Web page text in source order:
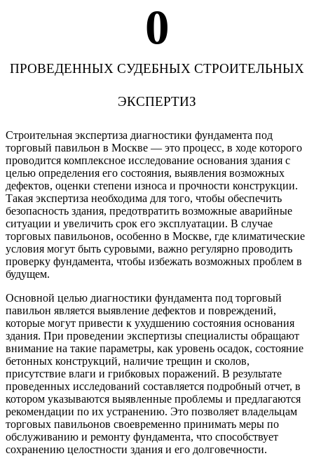
0
ПРОВЕДЕННЫХ СУДЕБНЫХ СТРОИТЕЛЬНЫХ
ЭКСПЕРТИЗ
Строительная экспертиза диагностики фундамента под
торговый павильон в Москве — это процесс, в ходе которого
проводится комплексное исследование основания здания с
целью определения его состояния, выявления возможных
дефектов, оценки степени износа и прочности конструкции.
Такая экспертиза необходима для того, чтобы обеспечить
безопасность здания, предотвратить возможные аварийные
ситуации и увеличить срок его эксплуатации. В случае
торговых павильонов, особенно в Москве, где климатические
условия могут быть суровыми, важно регулярно проводить
проверку фундамента, чтобы избежать возможных проблем в
будущем.
Основной целью диагностики фундамента под торговый
павильон является выявление дефектов и повреждений,
которые могут привести к ухудшению состояния основания
здания. При проведении экспертизы специалисты обращают
внимание на такие параметры, как уровень осадок, состояние
бетонных конструкций, наличие трещин и сколов,
присутствие влаги и грибковых поражений. В результате
проведенных исследований составляется подробный отчет, в
котором указываются выявленные проблемы и предлагаются
рекомендации по их устранению. Это позволяет владельцам
торговых павильонов своевременно принимать меры по
обслуживанию и ремонту фундамента, что способствует
сохранению целостности здания и его долговечности.